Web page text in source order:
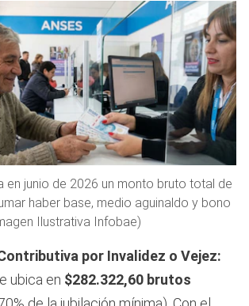
en junio de 2026 un monto bruto total de
haber base, medio aguinaldo y bono
Ilustrativa Infobae)
por Invalidez o Vejez:
ubica en $282.322,60 brutos